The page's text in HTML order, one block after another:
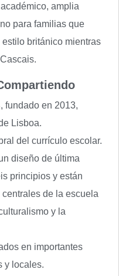
amplia
para familias que
británico mientras
fundado en 2013,
Lisboa.
del currículo escolar.
diseño de última
principios y están
de la escuela
y la
en importantes
y locales.